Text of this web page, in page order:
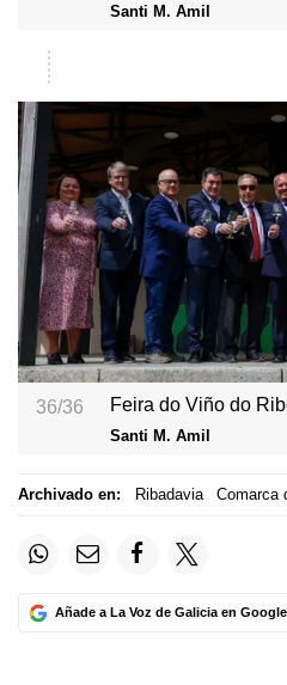
Santi M. Amil
36/36 Feira do Viño do
Santi M. Amil
Archivado en: Ribadavia Comarca
Añade a La Voz de Galicia en Google